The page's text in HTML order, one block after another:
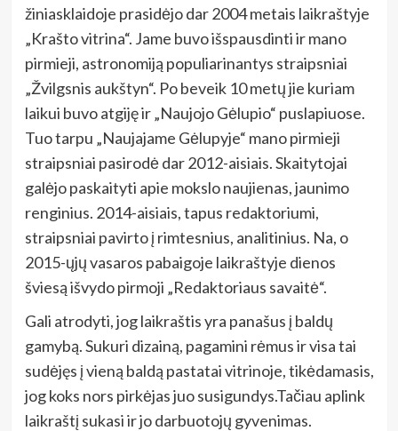
žiniasklaidoje prasidėjo dar 2004 metais laikraštyje
„Krašto vitrina“. Jame buvo išspausdinti ir mano
pirmieji, astronomiją populiarinantys straipsniai
„Žvilgsnis aukštyn“. Po beveik 10 metų jie kuriam
laikui buvo atgiję ir „Naujojo Gėlupio“ puslapiuose.
Tuo tarpu „Naujajame Gėlupyje“ mano pirmieji
straipsniai pasirodė dar 2012-aisiais. Skaitytojai
galėjo paskaityti apie mokslo naujienas, jaunimo
renginius. 2014-aisiais, tapus redaktoriumi,
straipsniai pavirto į rimtesnius, analitinius. Na, o
2015-ųjų vasaros pabaigoje laikraštyje dienos
šviesą išvydo pirmoji „Redaktoriaus savaitė“.
Gali atrodyti, jog laikraštis yra panašus į baldų
gamybą. Sukuri dizainą, pagamini rėmus ir visa tai
sudėjęs į vieną baldą pastatai vitrinoje, tikėdamasis,
jog koks nors pirkėjas juo susigundys.Tačiau aplink
laikraštį sukasi ir jo darbuotojų gyvenimas.